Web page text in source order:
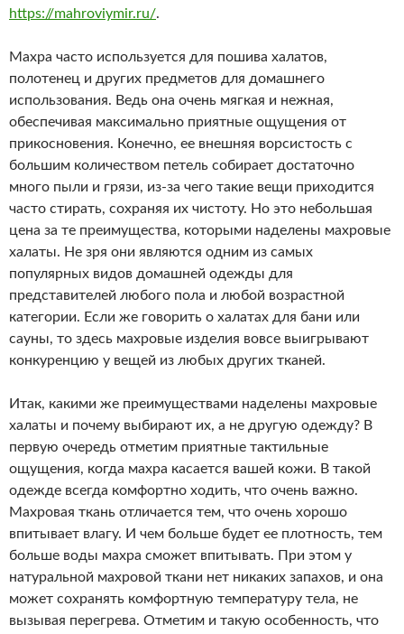
https://mahroviymir.ru/.
Махра часто используется для пошива халатов,
полотенец и других предметов для домашнего
использования. Ведь она очень мягкая и нежная,
обеспечивая максимально приятные ощущения от
прикосновения. Конечно, ее внешняя ворсистость с
большим количеством петель собирает достаточно
много пыли и грязи, из-за чего такие вещи приходится
часто стирать, сохраняя их чистоту. Но это небольшая
цена за те преимущества, которыми наделены махровые
халаты. Не зря они являются одним из самых
популярных видов домашней одежды для
представителей любого пола и любой возрастной
категории. Если же говорить о халатах для бани или
сауны, то здесь махровые изделия вовсе выигрывают
конкуренцию у вещей из любых других тканей.
Итак, какими же преимуществами наделены махровые
халаты и почему выбирают их, а не другую одежду? В
первую очередь отметим приятные тактильные
ощущения, когда махра касается вашей кожи. В такой
одежде всегда комфортно ходить, что очень важно.
Махровая ткань отличается тем, что очень хорошо
впитывает влагу. И чем больше будет ее плотность, тем
больше воды махра сможет впитывать. При этом у
натуральной махровой ткани нет никаких запахов, и она
может сохранять комфортную температуру тела, не
вызывая перегрева. Отметим и такую особенность, что